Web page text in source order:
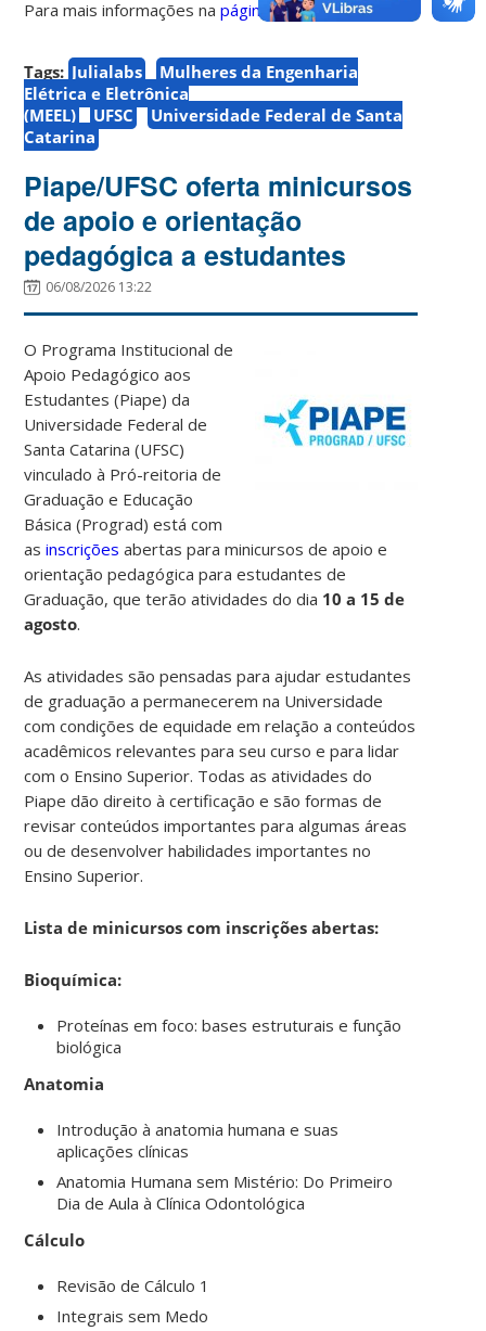
Para mais informações napágina.
Tags: Julialabs
Mulheres da Engenharia
Elétrica e Eletrônica
(MEEL)
UFSC
Universidade Federal de Santa
Catarina
Piape/UFSC oferta minicursos
de apoio e orientação
pedagógica a estudantes
06/08/2026 13:22
O Programa Institucional de
Apoio Pedagógico aos
Estudantes (Piape) da
Universidade Federal de
Santa Catarina (UFSC)
vinculado à Pró-reitoria de
Graduação e Educação
Básica (Prograd) está com
asinscriçõesabertas para minicursos de apoio e
orientação pedagógica para estudantes de
Graduação, que terão atividades do dia 10 a 15 de
agosto.
As atividades são pensadas para ajudar estudantes
de graduação a permanecerem na Universidade
com condições de equidade em relação a conteúdos
acadêmicos relevantes para seu curso e para lidar
com o Ensino Superior. Todas as atividades do
Piape dão direito à certificação e são formas de
revisar conteúdos importantes para algumas áreas
ou de desenvolver habilidades importantes no
Ensino Superior.
Lista de minicursos com inscrições abertas:
Bioquímica:
Proteínas em foco: bases estruturais e função
biológica
Anatomia
Introdução à anatomia humana e suas
aplicações clínicas
Anatomia Humana sem Mistério: Do Primeiro
Dia de Aula à Clínica Odontológica
Cálculo
Revisão de Cálculo 1
Integrais sem Medo